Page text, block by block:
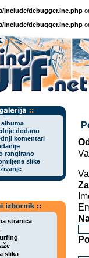
include/debugger.inc.php
include/debugger.inc.php
dodano
komentari
rangirano
slike
stranica
slika
Od
Za